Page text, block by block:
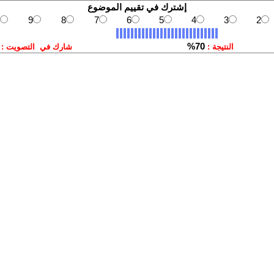
إشترك في تقييم الموضوع
2
3
4
5
6
7
8
9
النتيجة : 70% شارك في التصويت